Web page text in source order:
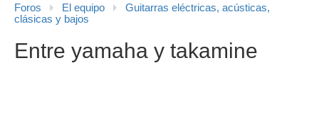
Foros El equipo
Guitarras eléctricas, acústicas,
clásicas y bajos
Entre yamaha y takamine